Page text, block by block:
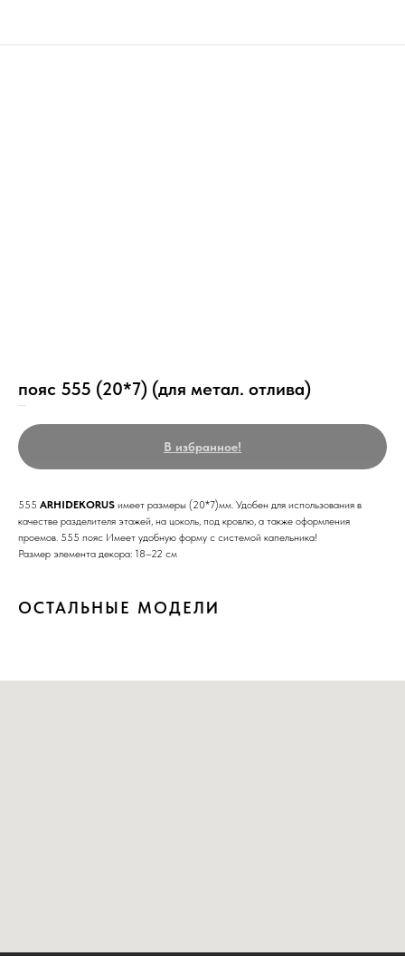
пояс 555 (20*7) (для метал. отлива)
В избранное!
555 ARHIDEKORUS имеет размеры (20*7)мм. Удобен для использования в
качестве разделителя этажей, на цоколь, под кровлю, а также оформления
проемов. 555 пояс Имеет удобную форму с системой капельника!
Размер элемента декора: 18–22 см
ОСТАЛЬНЫЕ МОДЕЛИ